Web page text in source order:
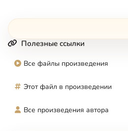
Полезные ссылки
Все файлы произведения
Этот файл в произведении
Все произведения автора